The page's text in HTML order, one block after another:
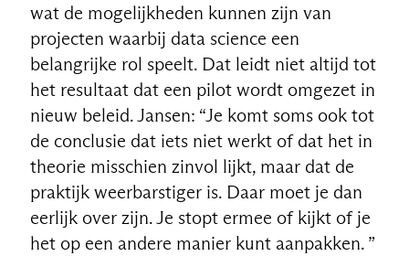
wat de mogelijkheden kunnen zijn van
projecten waarbij data science een
belangrijke rol speelt. Dat leidt niet altijd tot
het resultaat dat een pilot wordt omgezet in
nieuw beleid. Jansen: “Je komt soms ook tot
de conclusie dat iets niet werkt of dat het in
theorie misschien zinvol lijkt, maar dat de
praktijk weerbarstiger is. Daar moet je dan
eerlijk over zijn. Je stopt ermee of kijkt of je
het op een andere manier kunt aanpakken. ”